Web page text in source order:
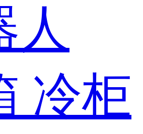
人
冷柜